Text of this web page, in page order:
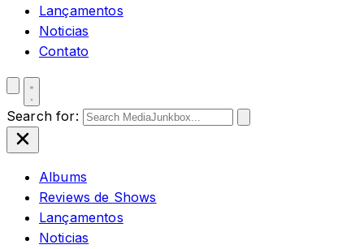
Lançamentos
Noticias
Contato
Search for:
Albums
Reviews de Shows
Lançamentos
Noticias